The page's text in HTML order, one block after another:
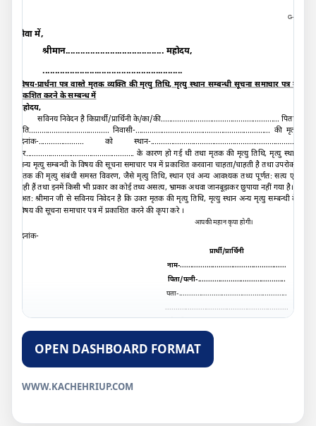
G-
सेवा में,
श्रीमान........................................ महोदय,
.........................................................
विषय-प्रार्थना पत्र वास्ते मृतक व्यक्ति की मृत्यु तिथि,मृत्यु स्थान सम्बन्धी सूचना समाचार पत्र में
प्रकशित करने के सम्बन्ध में
महोदय,
सविनय निवेदन है किप्रार्थी/प्रार्थिनी के/का/की.......................................................... पिता/
पति....................................... निवासी-.................................................................. की मृत्यु
दिनांक-...................... को स्थान-........................................................................
पर..................................................... के कारण हो गई थी तथा मृतक की मृत्यु तिथि, मृत्यु स्थान
अन्य मृत्यु सम्बन्धी के विषय की सूचना समाचार पत्र में प्रकाशित करवाना चाहता/चाहती है तथा उपरोक्त
मृतक की मृत्यु संबंधी समस्त विवरण, जैसे मृत्यु तिथि,स्थान एवं अन्य आवश्यक तथ्य पूर्णतः सत्य एवं
सही हैं तथा इनमें किसी भी प्रकार का कोई तथ्य असत्य, भ्रामक अथवा जानबूझकर छुपाया नहीं गया है।
अतः श्रीमान जी से सविनय निवेदन है कि उक्त मृतक की मृत्यु तिथि, मृत्यु स्थान अन्य मृत्यु सम्बन्धी के
विषय की सूचना समाचार पत्र में प्रकाशित करने की कृपा करे ।
आपकी महान कृपा होगी।
दिनांक-
प्रार्थी/प्रार्थिनी
नाम-....................................................
पिता/पत्नी-...........................................
पता-.....................................................
............................................................
OPEN DASHBOARD FORMAT
WWW.KACHEHRIUP.COM